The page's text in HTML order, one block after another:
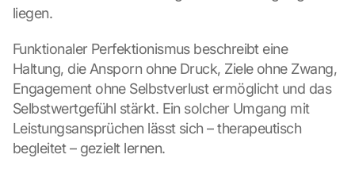
liegen.
Funktionaler Perfektionismus beschreibt eine
Haltung, die Ansporn ohne Druck, Ziele ohne Zwang,
Engagement ohne Selbstverlust ermöglicht und das
Selbstwertgefühl stärkt. Ein solcher Umgang mit
Leistungsansprüchen lässt sich – therapeutisch
begleitet – gezielt lernen.